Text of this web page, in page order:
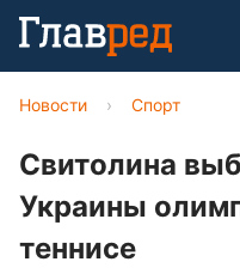
Новости › Спорт
Свитолина
Украины
теннисе